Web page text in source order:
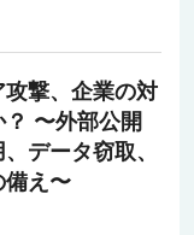
撃、企業の対
〜外部公開
データ窃取、
備え〜